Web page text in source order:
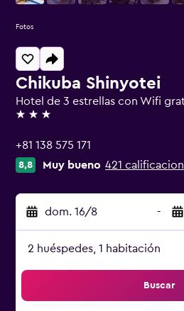
Chikuba Shinyotei
Hotel de 3 estrellas con Wifi
3 estrellas
+81 138 575 171
8,8 Muy bueno 421
dom. 16/8 -
2 huéspedes, 1 habitación
Buscar
Fotos